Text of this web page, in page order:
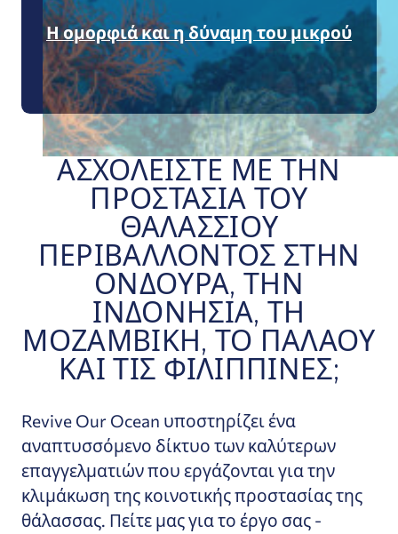
Η ομορφιά και η δύναμη του μικρού
ΑΣΧΟΛΕΊΣΤΕ ΜΕ ΤΗΝ
ΠΡΟΣΤΑΣΊΑ ΤΟΥ
ΘΑΛΆΣΣΙΟΥ
ΠΕΡΙΒΆΛΛΟΝΤΟΣ ΣΤΗΝ
ΟΝΔΟΎΡΑ, ΤΗΝ
ΙΝΔΟΝΗΣΊΑ, ΤΗ
ΜΟΖΑΜΒΊΚΗ, ΤΟ ΠΑΛΆΟΥ
ΚΑΙ ΤΙΣ ΦΙΛΙΠΠΊΝΕΣ;
Revive Our Ocean υποστηρίζει ένα
αναπτυσσόμενο δίκτυο των καλύτερων
επαγγελματιών που εργάζονται για την
κλιμάκωση της κοινοτικής προστασίας της
θάλασσας. Πείτε μας για το έργο σας -